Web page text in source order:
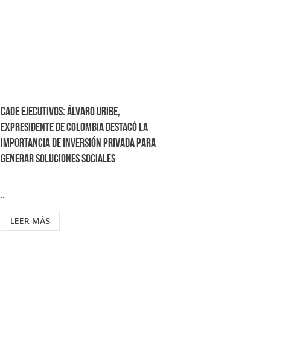
CADE Ejecutivos: Álvaro Uribe,
expresidente de Colombia destacó la
importancia de inversión privada para
generar soluciones sociales
...
LEER MÁS